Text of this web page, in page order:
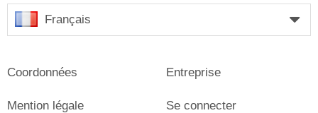
Français
Coordonnées
Mention légale
Entreprise
Se connecter